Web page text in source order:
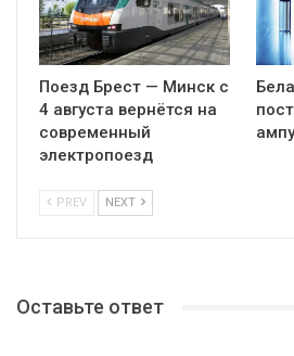
Поезд Брест — Минск с
4 августа вернётся на
современный
электропоезд
PREV NEXT
Оставьте ответ